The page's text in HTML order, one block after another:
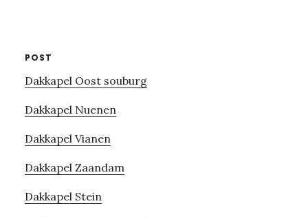
POST
Dakkapel Oost souburg
Dakkapel Nuenen
Dakkapel Vianen
Dakkapel Zaandam
Dakkapel Stein